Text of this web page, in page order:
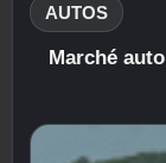
AUTOS
Marché